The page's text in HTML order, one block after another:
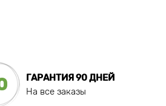
ГАРАНТИЯ 90 ДНЕЙ
На все заказы